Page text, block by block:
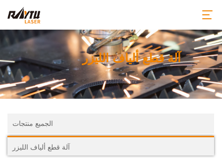
آلة قطع ألياف الليزر
الجميع منتجات
آلة قطع ألياف الليزر